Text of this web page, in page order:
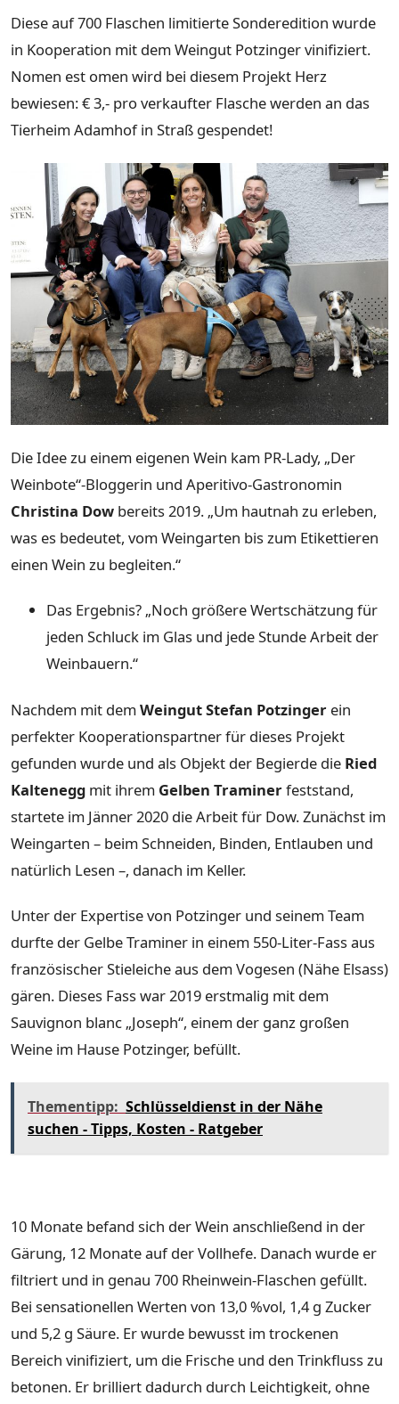
Diese auf 700 Flaschen limitierte Sonderedition wurde
in Kooperation mit dem Weingut Potzinger vinifiziert.
Nomen est omen wird bei diesem Projekt Herz
bewiesen: € 3,- pro verkaufter Flasche werden an das
Tierheim Adamhof in Straß gespendet!
Die Idee zu einem eigenen Wein kam PR-Lady, „Der
Weinbote“-Bloggerin und Aperitivo-Gastronomin
Christina Dow bereits 2019. „Um hautnah zu erleben,
was es bedeutet, vom Weingarten bis zum Etikettieren
einen Wein zu begleiten.“
Das Ergebnis? „Noch größere Wertschätzung für
jeden Schluck im Glas und jede Stunde Arbeit der
Weinbauern.“
Nachdem mit demWeingut Stefan Potzinger ein
perfekter Kooperationspartner für dieses Projekt
gefunden wurde und als Objekt der Begierde die Ried
Kaltenegg mit ihrem Gelben Traminerfeststand,
startete im Jänner 2020 die Arbeit für Dow. Zunächst im
Weingarten – beim Schneiden, Binden, Entlauben und
natürlich Lesen –, danach im Keller.
Unter der Expertise von Potzinger und seinem Team
durfte der Gelbe Traminer in einem 550-Liter-Fass aus
französischer Stieleiche aus dem Vogesen (Nähe Elsass)
gären. Dieses Fass war 2019 erstmalig mit dem
Sauvignon blanc „Joseph“, einem der ganz großen
Weine im Hause Potzinger, befüllt.
Thementipp: Schlüsseldienst in der Nähe
suchen - Tipps, Kosten - Ratgeber
10 Monate befand sich der Wein anschließend in der
Gärung, 12 Monate auf der Vollhefe. Danach wurde er
filtriert und in genau 700 Rheinwein-Flaschen gefüllt.
Bei sensationellen Werten von 13,0 %vol, 1,4 g Zucker
und 5,2 g Säure. Er wurde bewusst im trockenen
Bereich vinifiziert, um die Frische und den Trinkfluss zu
betonen. Er brilliert dadurch durch Leichtigkeit, ohne